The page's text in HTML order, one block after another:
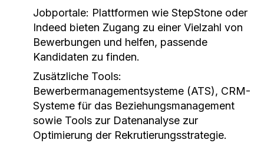
Jobportale: Plattformen wie StepStone oder
Indeed bieten Zugang zu einer Vielzahl von
Bewerbungen und helfen, passende
Kandidaten zu finden.
Zusätzliche Tools:
Bewerbermanagementsysteme (ATS), CRM-
Systeme für das Beziehungsmanagement
sowie Tools zur Datenanalyse zur
Optimierung der Rekrutierungsstrategie.